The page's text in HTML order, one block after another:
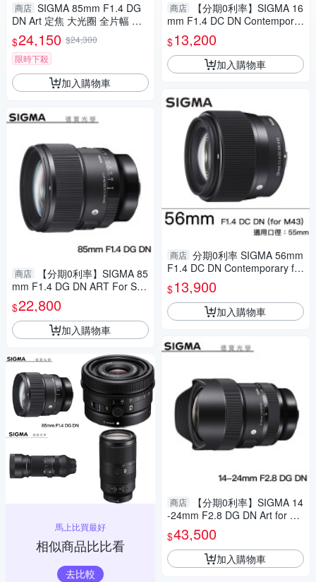
商店 SIGMA 85mm F1.4 DG
DN Art 定焦 大光圈 全片幅 鏡
頭(公司貨)
$24,150 $24,300
限時下殺
加入購物車
商店
【分期0利率】SIGMA 85
mm F1.4 DG DN ART For Son
y E mount 恆伸公司貨 德寶光
學 定焦 大光圈 人像 風景
$22,800
加入購物車
馬上比買最好
相似商品比比看
去比較
商店
【分期0利率】SIGMA 16
mm F1.4 DC DN Contemporar
y for Canon EF-M 恆伸公司貨
免運 德寶光學 雲海季
$13,200
加入購物車
商店 分期0利率 SIGMA 56mm
F1.4 DC DN Contemporary for
M43接環 恆伸公司貨 微單眼 人
像街拍 德寶光學
$13,900
加入購物車
商店
【分期0利率】SIGMA 14
-24mm F2.8 DG DN Art for Pa
nasonic L mount 恆伸總代理公
司貨 超廣角 雲海季
$43,500
加入購物車